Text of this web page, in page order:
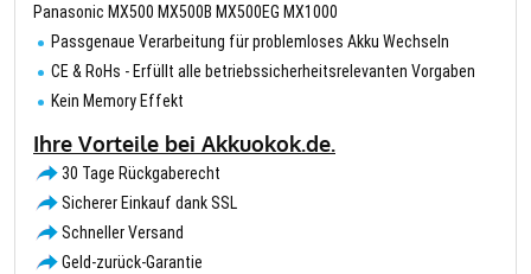
Panasonic MX500 MX500B MX500EG MX1000
Passgenaue Verarbeitung für problemloses Akku Wechseln
CE & RoHs - Erfüllt alle betriebssicherheitsrelevanten Vorgaben
Kein Memory Effekt
Ihre Vorteile bei Akkuokok.de.
30 Tage Rückgaberecht
Sicherer Einkauf dank SSL
Schneller Versand
Geld-zurück-Garantie